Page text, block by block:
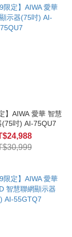
】AIWA 愛華 智慧
(75吋) AI-75QU7